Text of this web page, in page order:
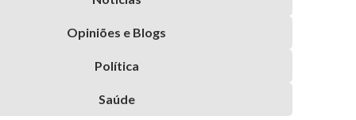
Opiniões e Blogs
Política
Saúde